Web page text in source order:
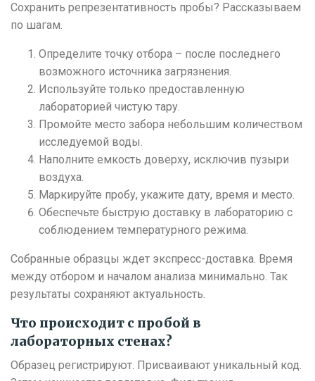
Сохранить репрезентативность пробы? Рассказываем
по шагам.
Определите точку отбора – после последнего
возможного источника загрязнения.
Используйте только предоставленную
лабораторией чистую тару.
Промойте место забора небольшим количеством
исследуемой воды.
Наполните емкость доверху, исключив пузыри
воздуха.
Маркируйте пробу, укажите дату, время и место.
Обеспечьте быструю доставку в лабораторию с
соблюдением температурного режима.
Собранные образцы ждет экспресс-доставка. Время
между отбором и началом анализа минимально. Так
результаты сохраняют актуальность.
Что происходит с пробой в
лабораторных стенах?
Образец регистрируют. Присваивают уникальный код.